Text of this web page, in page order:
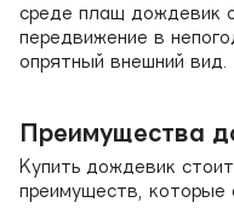
среде плащ дождевик
передвижение в
опрятный внешний вид.
Преимущества
Купить дождевик
преимуществ, которые